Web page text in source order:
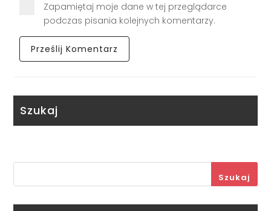
Zapamiętaj moje dane w tej przeglądarce
podczas pisania kolejnych komentarzy.
Szukaj
Szukaj